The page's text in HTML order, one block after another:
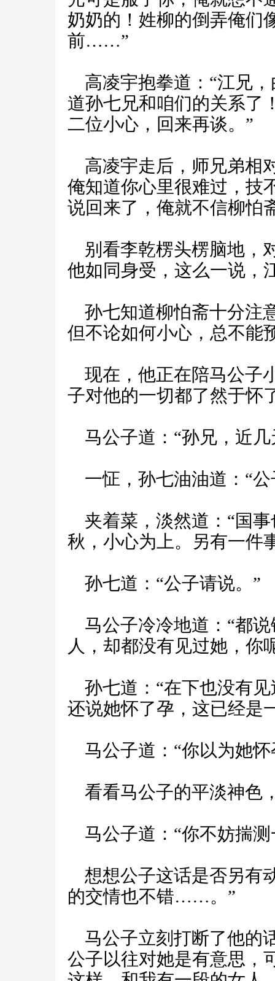
奶奶的！姓柳的倒弄俺们
前……”
高凌宇抱拳道：“江兄
道孙七兄和咱们的关系了
二位小心，回来再谈。”
高凌宇走后，师兄弟相
俺知道你心里很难过，技
说回来了，俺就不信柳怕
别看李乾楞头楞脑地，
他如同身受，这么一说，
孙七知道柳怕斋十分注
但不论如何小心，总不能
现在，他正在陪马公子
子对他的一切都了然于怀
马公子道：“孙兄，近几
一怔，孙七油油道：“
夹着菜，淡然道：“国
秋，小心为上。另有一件
孙七道：“公子请说。”
马公子冷冷地道：“都
人，却都没有见过她，
孙七道：“在下也没有
还说她怀了孕，这已经是
马公子道：“你以为她怀
看看马公子的平淡神色
马公子道：“你不妨揣测
想想公子这话是否另有
的交情也不错……。”
马公子立刻打断了他的
公子以往对她是有意思，